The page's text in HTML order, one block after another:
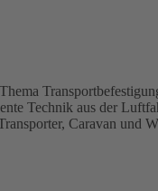
Technik aus der
Caravan und